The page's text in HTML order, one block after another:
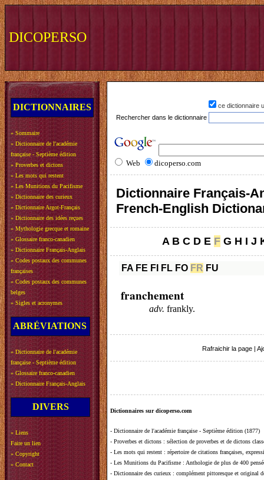
DICOPERSO
DICTIONNAIRES
» Sommaire
» Dictionnaire de l'académie
française - Septième édition
» Proverbes et dictons
» Les mots qui restent
» Les Munitions du Pacifisme
» Dictionnaire des curieux
» Dictionnaire Argot-Français
» Dictionnaire des idées reçues
» Mythologie grecque et romaine
» Glossaire franco-canadien
» Dictionnaire Français-Anglais
» Codes postaux des communes
françaises
» Codes postaux des communes
belges
» Sigles et acronymes
ABRÉVIATIONS
» Dictionnaire de l'académie
française - Septième édition
» Glossaire franco-canadien
» Dictionnaire Français-Anglais
DIVERS
» Liens
Faire un lien
» Copyright
» Contact
ce dictionnaire
Rechercher dans le dictionnaire
Web dicoperso.com
Dictionnaire Français-
French-English
A B C D E F G H I J
FA FE FI FL FO FR FU
franchement
adv. frankly.
Rafraichir la page
Dictionnaires sur dicoperso.com
- Dictionnaire de l'académie française - Septième édition (1877)
- Proverbes et dictons : sélection de proverbes et de dictons
- Les mots qui restent : répertoire de citations françaises,
- Les Munitions du Pacifisme : Anthologie de plus de 400
- Dictionnaire des curieux : complément pittoresque et original